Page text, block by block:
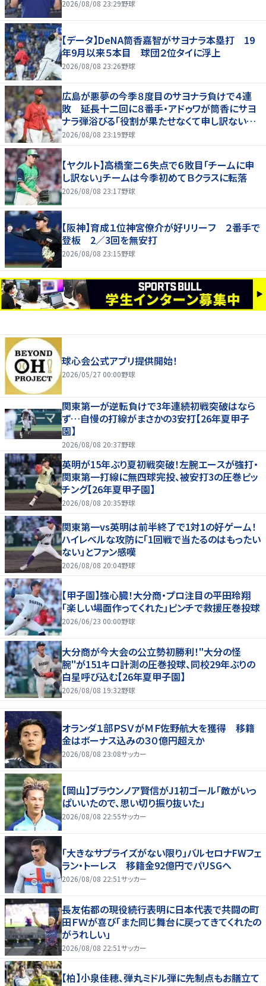
2026/08/08 23:29野球
【データ】DeNA筒香嘉智がサヨナラ本塁打 19
年9月以来５本目 球団２位タイに浮上
2026/08/08 23:26野球
広島が悪夢の今季８度目のサヨナラ負けで４連
敗 延長十二回に８番手・アドゥワが筒香にサヨ
ナラ弾浴びる「役割が果たせなくて申し訳ないで
す」
2026/08/08 23:19野球
【ヤクルト】高橋奎二６失点で６敗目「チームに申
し訳ない」チームは今季初めてＢクラスに転落
2026/08/08 23:17野球
【阪神】育成１位神宮僚介が好リリーフ ２番手で
登板 2／3回を無安打
2026/08/08 23:15野球
球心会公式アプリ提供開始！
2026/05/27 00:00野球
関東第一が逆転負けで3年連続初戦突破はなら
ず…自慢の打線がまさかの3安打【26年夏甲子
園】
2026/08/08 20:37野球
英明が15年ぶり夏初戦突破！左腕エースが強打・
関東第一打線に無四球完投、被安打3の圧巻ピッ
チング【26年夏甲子園】
2026/08/08 20:35野球
関東第一vs英明は前半終了で1対1の好ゲーム！
ハイレベルな攻防に「1回戦で当たるのはもったい
ない」とファン感嘆
2026/08/08 20:04野球
【甲子園】強心臓！大分商・プロ注目の平田玲翔
「楽しい場面作ってくれた」ピンチで救援圧巻投球
2026/06/23 00:00野球
大分商が今大会の公立勢初勝利！"大分の怪
腕"が151キロ計測の圧巻投球、同校29年ぶりの
白星呼び込む【26年夏甲子園】
2026/08/08 19:32野球
オランダ１部ＰＳＶがＭＦ佐野航大を獲得 移籍
金はボーナス込みの３０億円超えか
2026/08/08 23:08サッカー
【岡山】ブラウンノア賢信がJ1初ゴール「敵がいっ
ぱいいたので、思い切り振り抜いた」
2026/08/08 22:55サッカー
「大きなサプライズがない限り」バルセロナFWフェ
ラン・トーレス 移籍金92億円でパリSGへ
2026/08/08 22:51サッカー
長友佑都の現役続行表明に日本代表で共闘の町
田ＦＷが喜び「また同じ舞台に戻ってきてくれたの
がうれしい」
2026/08/08 22:51サッカー
【柏】小泉佳穂、弾丸ミドル弾に先制点もお膳立て